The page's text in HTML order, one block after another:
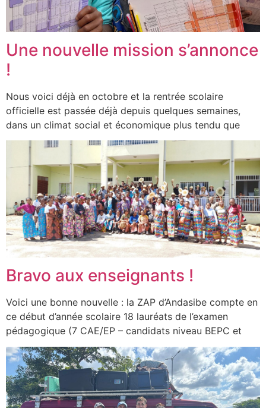
Une nouvelle mission s’annonce
!
Nous voici déjà en octobre et la rentrée scolaire
officielle est passée déjà depuis quelques semaines,
dans un climat social et économique plus tendu que
Bravo aux enseignants !
Voici une bonne nouvelle : la ZAP d’Andasibe compte en
ce début d’année scolaire 18 lauréats de l’examen
pédagogique (7 CAE/EP – candidats niveau BEPC et